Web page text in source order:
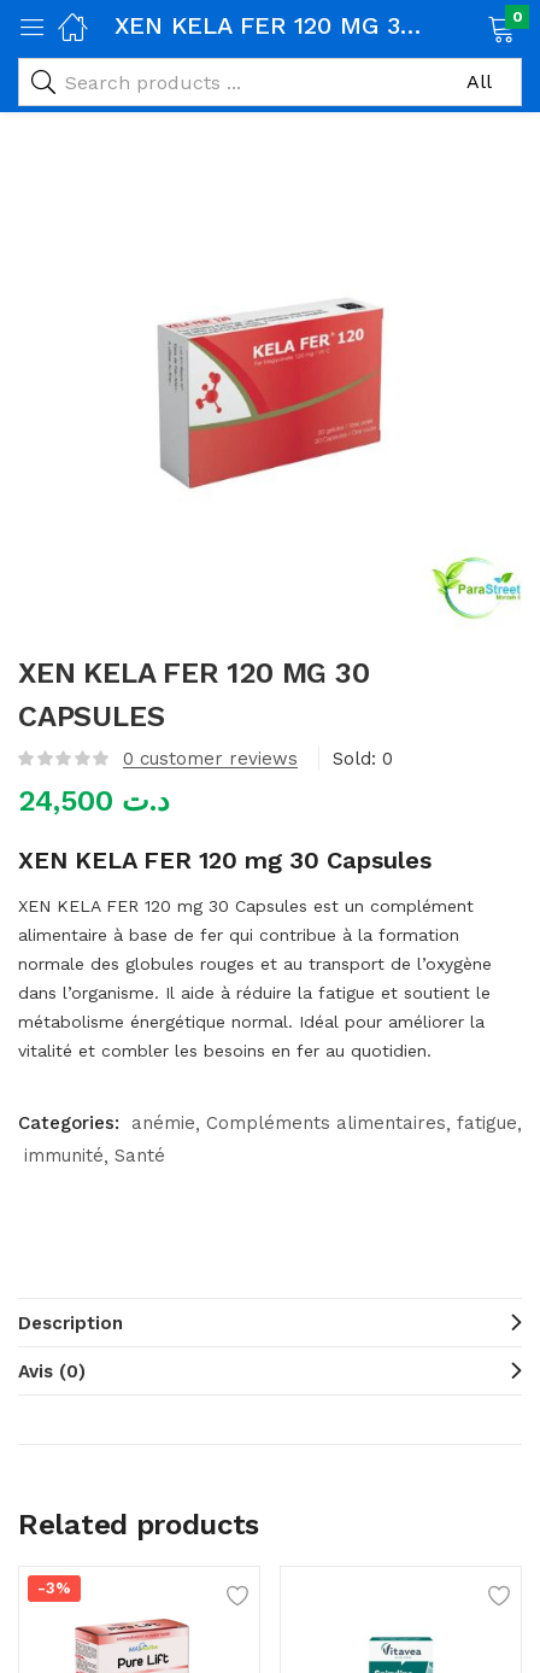
alimentaires)
XEN KELA FER 120 MG 30 CAPSULES 0
XEN KELA FER 120 MG 30
CAPSULES
0 customer reviews Sold: 0
د.ت
XEN KELA FER 120 mg 30 Capsules
XEN KELA FER 120 mg 30 Capsules est un complément
alimentaire à base de fer qui contribue à la formation
normale des globules rouges et au transport de l’oxygène
dans l’organisme. Il aide à réduire la fatigue et soutient le
métabolisme énergétique normal. Idéal pour améliorer la
vitalité et combler les besoins en fer au quotidien.
Categories: anémie Compléments alimentaires fatigue
immunité Santé
Description
Avis (0)
Related products
-3%